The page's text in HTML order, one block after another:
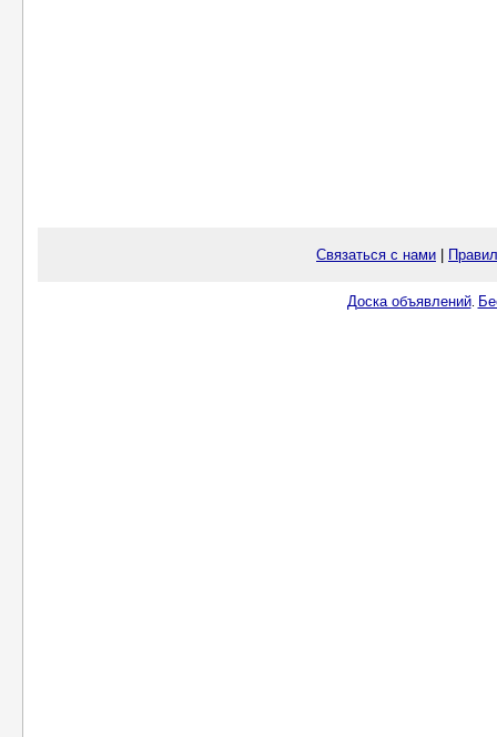
Связаться с нами
Доска объявлений.